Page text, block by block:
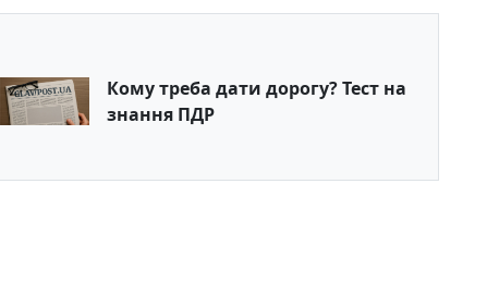
Кому треба дати дорогу? Тест на
знання ПДР